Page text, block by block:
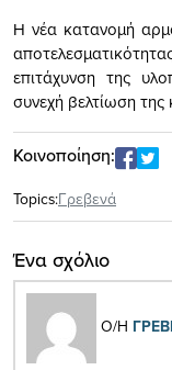
Η νέα κατανομή
επιτάχυνση της
συνεχή βελτίωση
Κοινοποίηση:
Topics:Γρεβενά
Ένα σχόλιο
Ο/Η